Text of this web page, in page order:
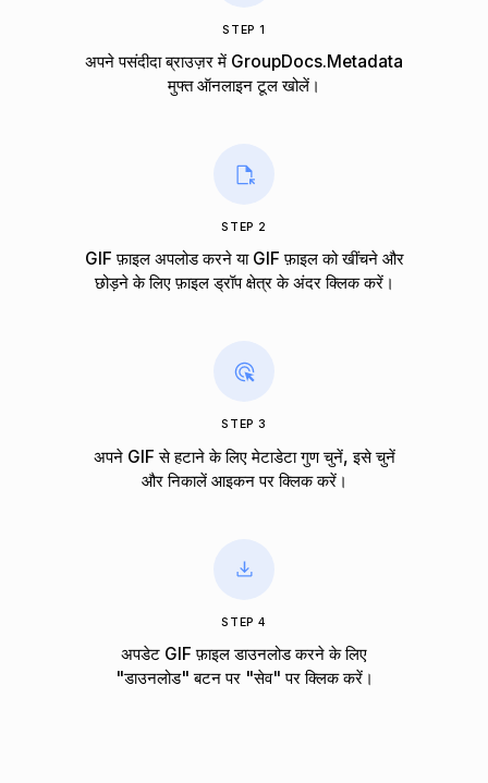
STEP 1
अपने पसंदीदा ब्राउज़र में GroupDocs.Metadata
मुफ्त ऑनलाइन टूल खोलें।
STEP 2
GIF फ़ाइल अपलोड करने या GIF फ़ाइल को खींचने और
छोड़ने के लिए फ़ाइल ड्रॉप क्षेत्र के अंदर क्लिक करें।
STEP 3
अपने GIF से हटाने के लिए मेटाडेटा गुण चुनें, इसे चुनें
और निकालें आइकन पर क्लिक करें।
STEP 4
अपडेट GIF फ़ाइल डाउनलोड करने के लिए
"डाउनलोड" बटन पर "सेव" पर क्लिक करें।